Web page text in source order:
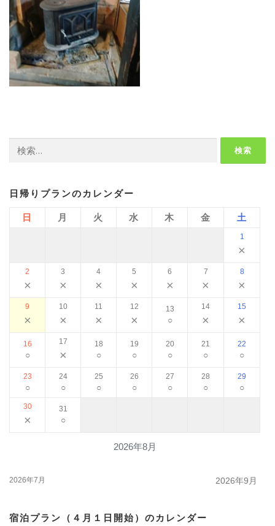
索:
日帰りプランのカレンダー
2026年8月
日 月 火 水 木 金 土
1
×
2
×
3
×
4
×
5
×
6
×
7
×
8
×
9
×
10
×
11
×
12
×
13
○
14
×
15
×
16
○
17
×
18
○
19
○
20
○
21
○
22
○
23
○
24
○
25
○
26
○
27
○
28
○
29
○
30
×
31
○
2026年7月 2026年9月
宿泊プラン（４月１日開始）のカレンダー